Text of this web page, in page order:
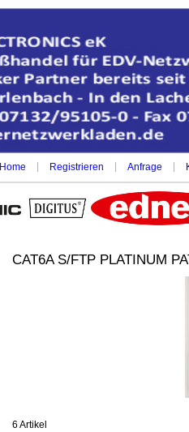
Home Registrieren Anfrage
CAT6A S/FTP PLATINUM
6 Artikel